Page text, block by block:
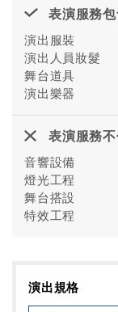
表演服務包
演出服裝
演出人員妝髮
舞台道具
演出樂器
表演服務不
音響設備
燈光工程
舞台搭設
特效工程
演出規格